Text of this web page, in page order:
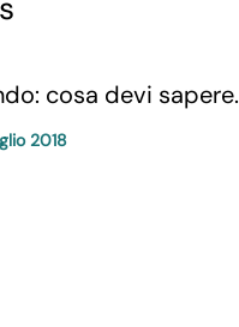
cosa devi sapere.
2018